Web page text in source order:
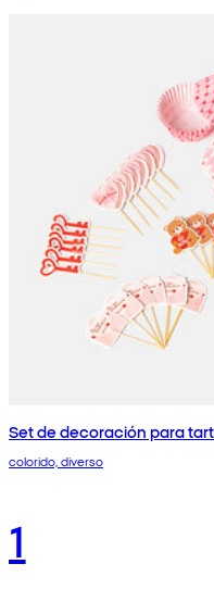
Set de decoración para
colorido, diverso
1